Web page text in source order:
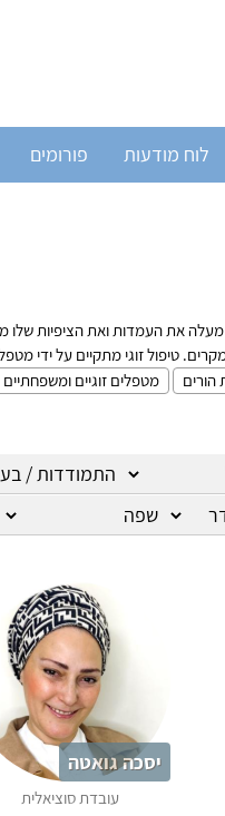
לוח מודעות פורומים
את העמדות ואת הציפיות שלו
טיפול זוגי מתקיים על ידי
מטפלים זוגיים ומשפחתיים
יסכה גואטה
עובדת סוציאלית